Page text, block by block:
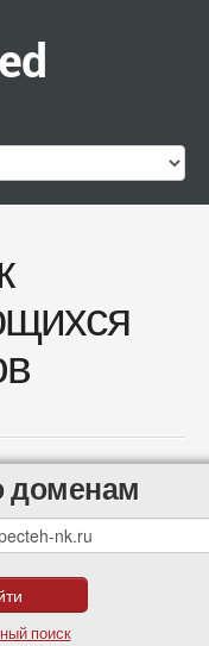
доменам
поиск